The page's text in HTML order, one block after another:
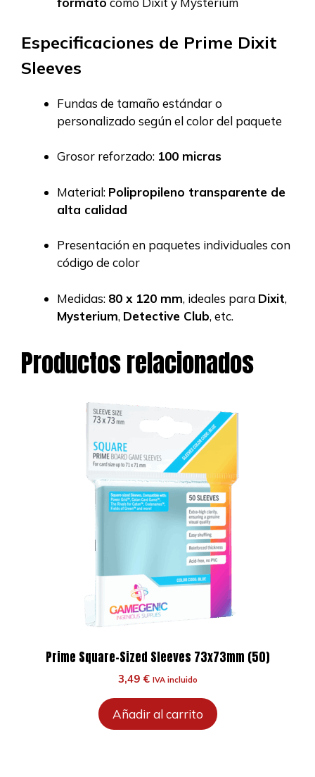
Especificaciones de Prime Dixit
Sleeves
Fundas de tamaño estándar o
personalizado según el color del paquete
Grosor reforzado: 100 micras
Material: Polipropileno transparente de
alta calidad
Presentación en paquetes individuales con
código de color
Medidas: 80 x 120 mm, ideales para Dixit,
Mysterium, Detective Club, etc.
Productos relacionados
Prime Square-Sized Sleeves 73x73mm (50)
3,49 € IVA incluido
Añadir al carrito